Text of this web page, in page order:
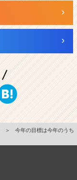
＞
今年の目標は今年のうち